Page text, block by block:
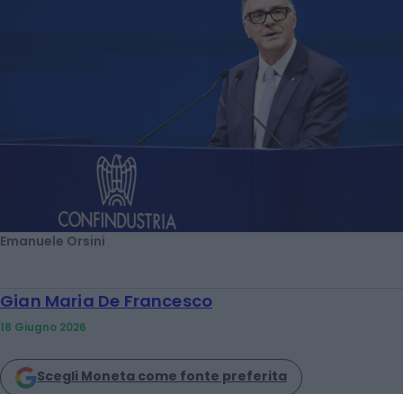
Emanuele Orsini
Gian Maria De Francesco
18 Giugno 2026
Scegli Moneta come fonte preferita